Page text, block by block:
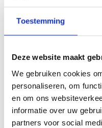
Toestemming
Deze website maakt
We gebruiken cookies
personaliseren, om
en om ons
informatie over uw
partners voor social
Registratie
van Advocaten de volgende
Omgevingsrecht
Bestuursrecht
Deze registratie verplicht
normen van de